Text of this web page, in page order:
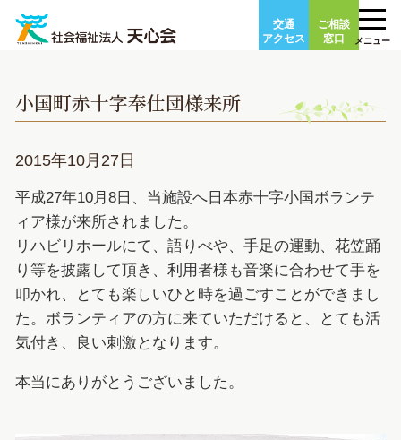
content
交通
アクセス
ご相談
窓口
メニュー
小国町赤十字奉仕団様来所
2015年10月27日
平成27年10月8日、当施設へ日本赤十字小国ボランテ
ィア様が来所されました。
リハビリホールにて、語りべや、手足の運動、花笠踊
り等を披露して頂き、利用者様も音楽に合わせて手を
叩かれ、とても楽しいひと時を過ごすことができまし
た。ボランティアの方に来ていただけると、とても活
気付き、良い刺激となります。
本当にありがとうございました。